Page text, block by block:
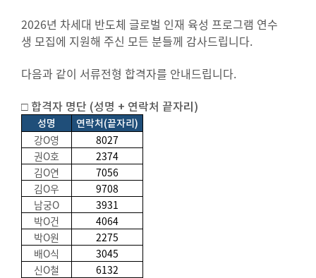
2026년 차세대 반도체 글로벌 인재 육성 프로그램 연수
생 모집에 지원해 주신 모든 분들께 감사드립니다.
다음과 같이 서류전형 합격자를 안내드립니다.
□ 합격자 명단 (성명 + 연락처 끝자리)
성명 연락처(끝자리)
강O영
8027
권O호
2374
김O연
7056
김O우
9708
남궁O
3931
박O건
4064
박O원
2275
배O식
3045
신O철
6132